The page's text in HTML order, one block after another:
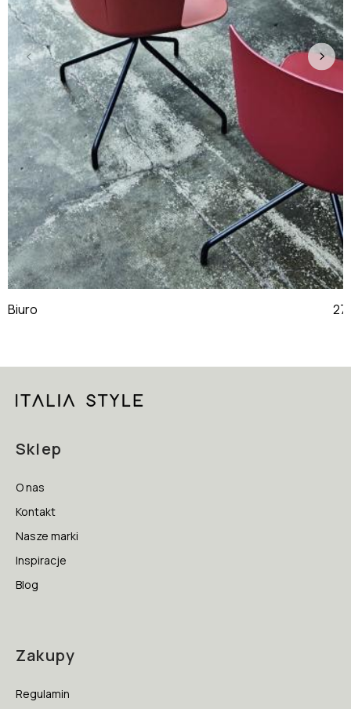
Biuro
Sklep
O nas
Kontakt
Nasze marki
Inspiracje
Blog
Zakupy
Regulamin